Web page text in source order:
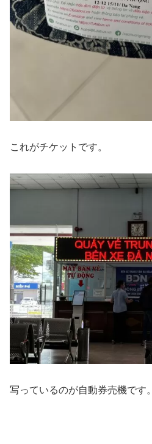
これがチケットです。
写っているのが自動券売機です。